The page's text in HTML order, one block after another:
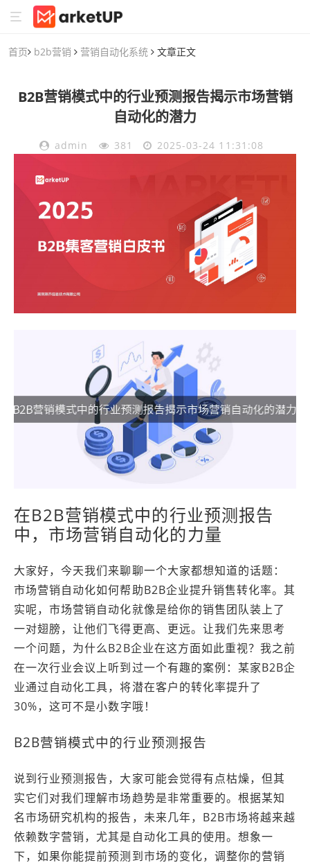
首页 b2b营销 营销自动化系统 文章正文
B2B营销模式中的行业预测报告揭示市场营销
自动化的潜力
admin 381 2025-03-24 11:31:08
在B2B营销模式中的行业预测报告
中，市场营销自动化的力量
大家好，今天我们来聊聊一个大家都想知道的话题：
市场营销自动化如何帮助B2B企业提升销售转化率。其
实呢，市场营销自动化就像是给你的销售团队装上了
一对翅膀，让他们飞得更高、更远。让我们先来思考
一个问题，为什么B2B企业在这方面如此重视？我之前
在一次行业会议上听到过一个有趣的案例：某家B2B企
业通过自动化工具，将潜在客户的转化率提升了
30%，这可不是小数字哦！
B2B营销模式中的行业预测报告
说到行业预测报告，大家可能会觉得有点枯燥，但其
实它们对我们理解市场趋势是非常重要的。根据某知
名市场研究机构的报告，未来几年，B2B市场将越来越
依赖数字营销，尤其是自动化工具的使用。想象一
下，如果你能提前预测到市场的变化，调整你的营销